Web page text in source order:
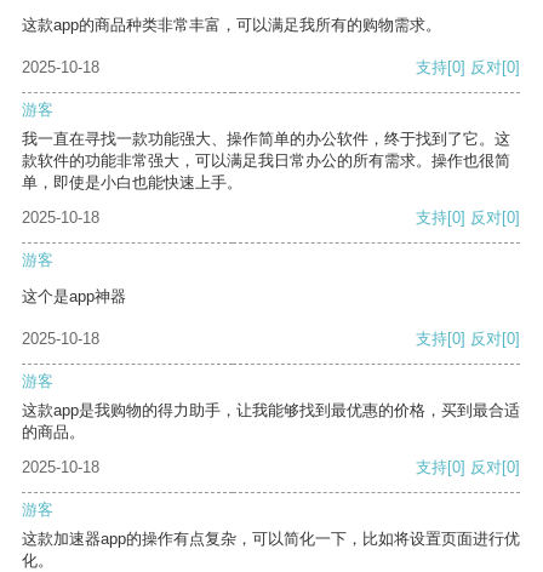
这款app的商品种类非常丰富，可以满足我所有的购物需求。
2025-10-18 支持[0] 反对[0]
游客
我一直在寻找一款功能强大、操作简单的办公软件，终于找到了它。这
款软件的功能非常强大，可以满足我日常办公的所有需求。操作也很简
单，即使是小白也能快速上手。
2025-10-18
支持[0] 反对[0]
游客
这个是app神器
2025-10-18 支持[0] 反对[0]
游客
这款app是我购物的得力助手，让我能够找到最优惠的价格，买到最合适
的商品。
2025-10-18
支持[0] 反对[0]
游客
这款加速器app的操作有点复杂，可以简化一下，比如将设置页面进行优
化。